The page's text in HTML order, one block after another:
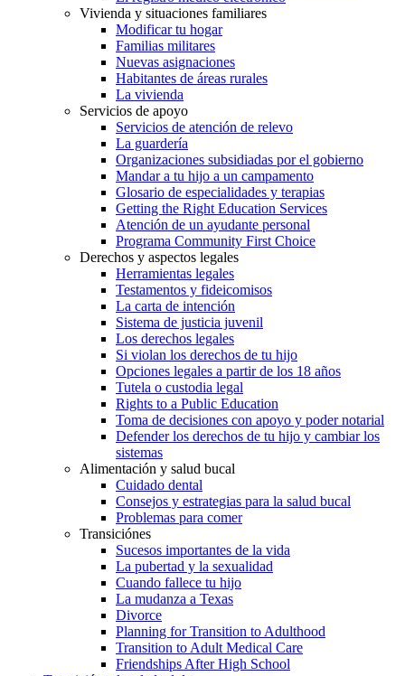
Vivienda y situaciones familiares
Modificar tu hogar
Familias militares
Nuevas asignaciones
Habitantes de áreas rurales
La vivienda
Servicios de apoyo
Servicios de atención de relevo
La guardería
Organizaciones subsidiadas por el gobierno
Mandar a tu hijo a un campamento
Glosario de especialidades y terapias
Getting the Right Education Services
Atención de un ayudante personal
Programa Community First Choice
Derechos y aspectos legales
Herramientas legales
Testamentos y fideicomisos
La carta de intención
Sistema de justicia juvenil
Los derechos legales
Si violan los derechos de tu hijo
Opciones legales a partir de los 18 años
Tutela o custodia legal
Rights to a Public Education
Toma de decisiones con apoyo y poder notarial
Defender los derechos de tu hijo y cambiar los
sistemas
Alimentación y salud bucal
Cuidado dental
Consejos y estrategias para la salud bucal
Problemas para comer
Transiciónes
Sucesos importantes de la vida
La pubertad y la sexualidad
Cuando fallece tu hijo
La mudanza a Texas
Divorce
Planning for Transition to Adulthood
Transition to Adult Medical Care
Friendships After High School